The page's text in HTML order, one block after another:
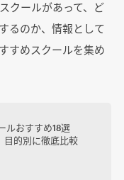
クールがあって、ど
るのか、情報として
すめスクールを集め
ルおすすめ18選
目的別に徹底比較